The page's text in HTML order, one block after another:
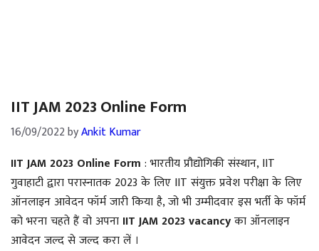
IIT JAM 2023 Online Form
16/09/2022byAnkit Kumar
IIT JAM 2023 Online Form : भारतीय प्रौद्योगिकी संस्थान, IIT
गुवाहाटी द्वारा परास्नातक 2023 के लिए IIT संयुक्त प्रवेश परीक्षा के लिए
ऑनलाइन आवेदन फॉर्म जारी किया है, जो भी उम्मीदवार इस भर्ती के फॉर्म
को भरना चहते हैं वो अपना IIT JAM 2023 vacancyका ऑनलाइन
आवेदन जल्द से जल्द करा लें ।